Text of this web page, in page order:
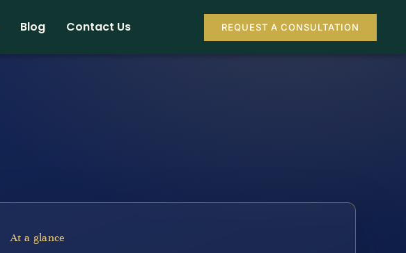
Blog Contact Us REQUEST A CONSULTATION
At a glance